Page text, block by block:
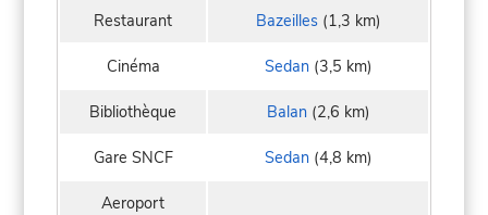
Restaurant Bazeilles(1,3 km)
Cinéma Sedan(3,5 km)
Bibliothèque Balan(2,6 km)
Gare SNCF Sedan(4,8 km)
Aeroport